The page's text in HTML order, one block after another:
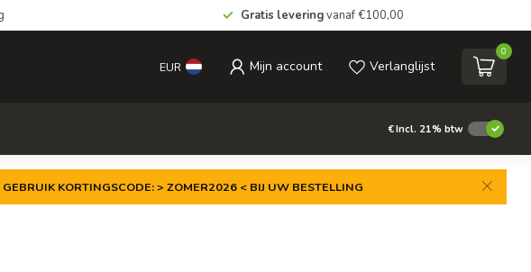
Gratis leveringvanaf €100,00
EUR Mijn account Verlanglijst
0
€Incl. 21% btw
KORTINGSCODE: > ZOMER2026 < BIJ UW BESTELLING